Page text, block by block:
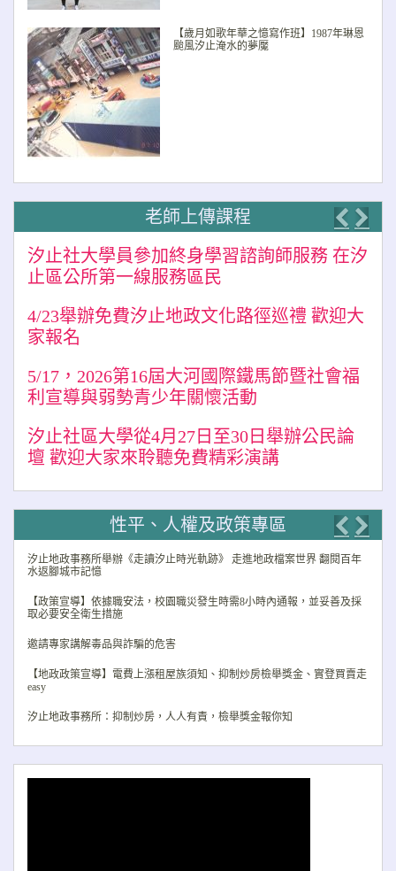
【歲月如歌年華之憶寫作班】1987年琳恩
颱風汐止淹水的夢魘
老師上傳課程
汐止社大學員參加終身學習諮詢師服務 在汐
止區公所第一線服務區民
4/23舉辦免費汐止地政文化路徑巡禮 歡迎大
家報名
5/17，2026第16屆大河國際鐵馬節暨社會福
利宣導與弱勢青少年關懷活動
汐止社區大學從4月27日至30日舉辦公民論
壇 歡迎大家來聆聽免費精彩演講
性平、人權及政策專區
汐止地政事務所舉辦《走讀汐止時光軌跡》 走進地政檔案世界 翻閱百年
水返腳城市記憶
【政策宣導】依據職安法，校園職災發生時需8小時內通報，並妥善及採
取必要安全衛生措施
邀請專家講解毒品與詐騙的危害
【地政政策宣導】電費上漲租屋族須知、抑制炒房檢舉獎金、實登買賣走
easy
汐止地政事務所：抑制炒房，人人有責，檢舉獎金報你知